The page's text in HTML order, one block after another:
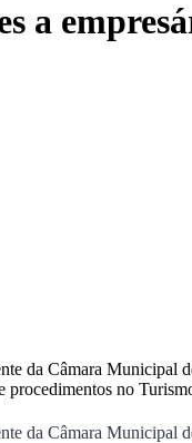
a
da Câmara Municipal
procedimentos no
da Câmara Municipal